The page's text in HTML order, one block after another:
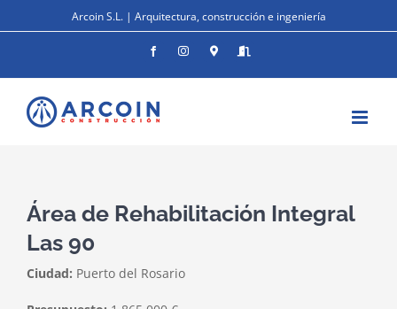
al
Arcoin S.L. | Arquitectura, construcción e ingeniería
FacebookInstagramDondeEntrar
Área de Rehabilitación Integral
Las 90
Ciudad: Puerto del Rosario